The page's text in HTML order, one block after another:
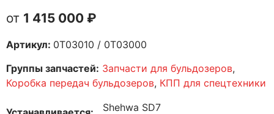
1 415 000 ₽
Артикул: 0T03010 / 0T03000
Группы запчастей: Запчасти для бульдозеров,
Коробка передач бульдозеров, КПП для спецтехники
Shehwa SD7